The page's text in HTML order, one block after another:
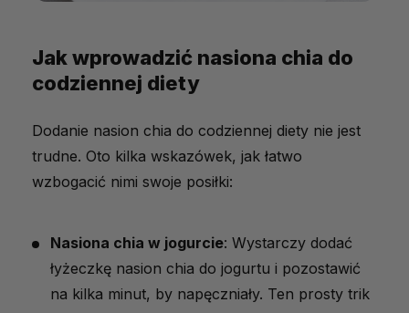
Jak wprowadzić nasiona chia do
codziennej diety
Dodanie nasion chia do codziennej diety nie jest
trudne. Oto kilka wskazówek, jak łatwo
wzbogacić nimi swoje posiłki:
Nasiona chia w jogurcie: Wystarczy dodać
łyżeczkę nasion chia do jogurtu i pozostawić
na kilka minut, by napęczniały. Ten prosty trik